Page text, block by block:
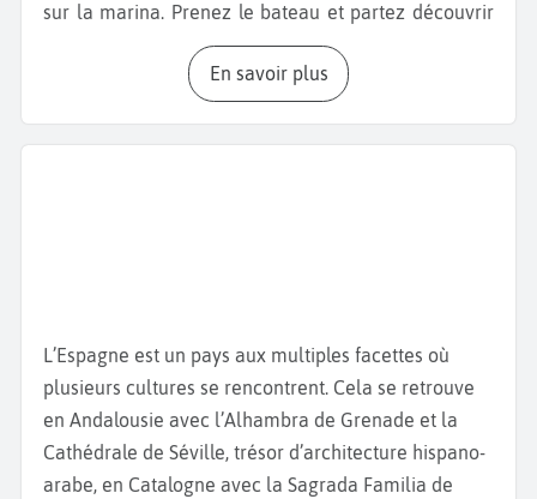
sur la marina. Prenez le bateau et partez découvrir
de magnifiques paysages et des monuments tels
l’Île du Lazaretoet la
. Une fois cette expérience terminée,
empruntez les escaliers «Ses Voltes» qui relient le
À quelques pas de ces rues, traversez laCalle ses
Morereset photographiez la statue de Mateu Orfila
un ancien médecin mondialement connu pour être
un pionnier de la toxicologie médico-légale. Visitez
En savoir plus
L’Espagne est un pays aux multiples facettes où
plusieurs cultures se rencontrent. Cela se retrouve
en Andalousie avec l’Alhambra de Grenade et la
Cathédrale de Séville, trésor d’architecture hispano-
arabe, en Catalogne avec la Sagrada Familia de